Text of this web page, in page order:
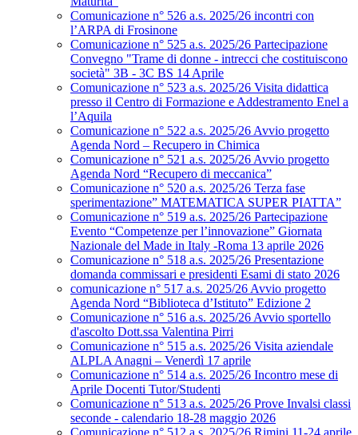
Comunicazione n° 526 a.s. 2025/26 incontri con
l’ARPA di Frosinone
Comunicazione n° 525 a.s. 2025/26 Partecipazione
Convegno "Trame di donne - intrecci che costituiscono
società" 3B - 3C BS 14 Aprile
Comunicazione n° 523 a.s. 2025/26 Visita didattica
presso il Centro di Formazione e Addestramento Enel a
l’Aquila
Comunicazione n° 522 a.s. 2025/26 Avvio progetto
Agenda Nord – Recupero in Chimica
Comunicazione n° 521 a.s. 2025/26 Avvio progetto
Agenda Nord “Recupero di meccanica”
Comunicazione n° 520 a.s. 2025/26 Terza fase
sperimentazione” MATEMATICA SUPER PIATTA”
Comunicazione n° 519 a.s. 2025/26 Partecipazione
Evento “Competenze per l’innovazione” Giornata
Nazionale del Made in Italy -Roma 13 aprile 2026
Comunicazione n° 518 a.s. 2025/26 Presentazione
domanda commissari e presidenti Esami di stato 2026
comunicazione n° 517 a.s. 2025/26 Avvio progetto
Agenda Nord “Biblioteca d’Istituto” Edizione 2
Comunicazione n° 516 a.s. 2025/26 Avvio sportello
d'ascolto Dott.ssa Valentina Pirri
Comunicazione n° 515 a.s. 2025/26 Visita aziendale
ALPLA Anagni – Venerdì 17 aprile
Comunicazione n° 514 a.s. 2025/26 Incontro mese di
Aprile Docenti Tutor/Studenti
Comunicazione n° 513 a.s. 2025/26 Prove Invalsi classi
seconde - calendario 18-28 maggio 2026